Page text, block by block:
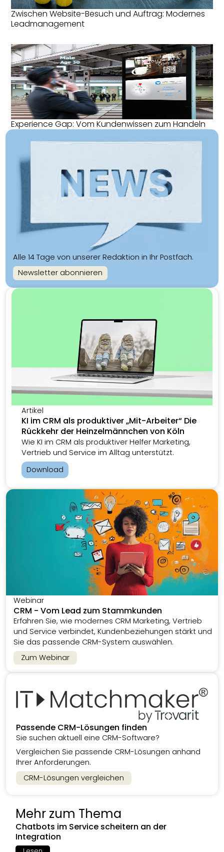
Zwischen Website-Besuch und Auftrag: Modernes
Leadmanagement
Experience Gap: Vom Kundenwissen zum Handeln
Alle 14 Tage von unserer Redaktion in Ihr Postfach.
Newsletter abonnieren
Artikel
KI im CRM als produktiver „Mit-Arbeiter“ Die
Rückkehr der Heinzelmännchen von Köln
Wie KI im CRM als produktiver Helfer Marketing,
Vertrieb und Service im Alltag unterstützt.
Download
Webinar
CRM - Vom Lead zum Stammkunden
Erfahren Sie, wie modernes CRM Marketing, Vertrieb
und Service verbindet, Kundenbeziehungen stärkt und
Sie das passende CRM-System auswählen.
Zum Webinar
Passende CRM-Lösungen finden
Sie suchen aktuell eine CRM-Software?
Vergleichen Sie passende CRM-Lösungen anhand
Ihrer Anforderungen.
CRM-Lösungen vergleichen
Mehr zum Thema
Chatbots im Service scheitern an der
Integration